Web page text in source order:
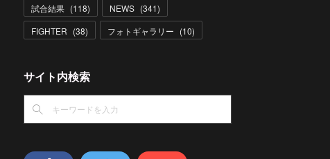
試合結果 (118) NEWS (341)
FIGHTER (38) フォトギャラリー (10)
サイト内検索